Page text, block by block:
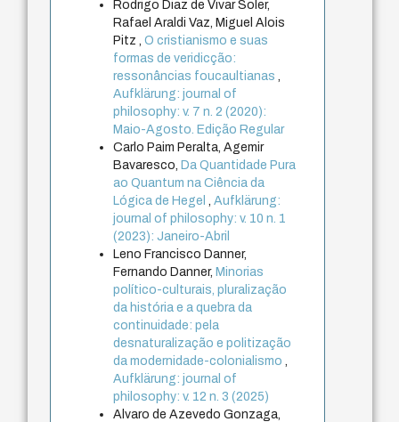
Rodrigo Diaz de Vivar Soler,
Rafael Araldi Vaz, Miguel Alois
Pitz ,O cristianismo e suas
formas de veridicção:
ressonâncias foucaultianas
Aufklärung: journal of
philosophy: v. 7 n. 2 (2020):
Maio-Agosto. Edição Regular
Carlo Paim Peralta, Agemir
Bavaresco,Da Quantidade Pura
ao Quantum na Ciência da
Lógica de Hegel
,Aufklärung:
journal of philosophy: v. 10 n. 1
(2023): Janeiro-Abril
Leno Francisco Danner,
Fernando Danner,Minorias
político-culturais, pluralização
da história e a quebra da
continuidade: pela
desnaturalização e politização
da modernidade-colonialismo
Aufklärung: journal of
philosophy: v. 12 n. 3 (2025)
Alvaro de Azevedo Gonzaga,